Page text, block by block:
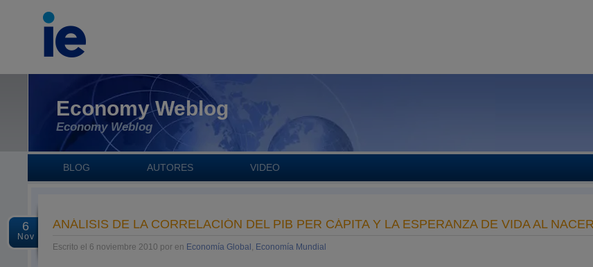
Economy Weblog
Economy Weblog
BLOG AUTORES VIDEO
6
Nov
ANÁLISIS DE LA CORRELACIÓN DEL PIB PER CÁPITA Y LA ESPERANZA DE VIDA AL
Escrito el 6 noviembre 2010 por en Economía Global , Economía Mundial